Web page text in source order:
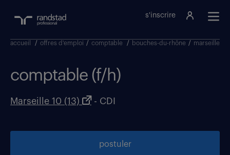
s'inscrire
accueil / offres d'emploi / comptable / bouches-du-rhône / marseille 10
comptable (f/h)
Marseille 10 (13) - CDI
postuler